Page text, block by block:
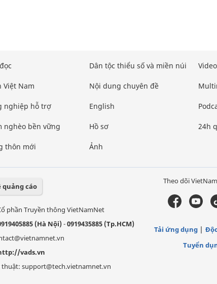
Việt Nam
nghiệp hỗ trợ
nghèo bền vững
thôn mới
Dân tộc thiểu số và miền núi
Nội dung chuyên đề
English
Hồ sơ
Ảnh
Video
24h
quảng cáo
phần Truyền thông VietNamNet
(Hà Nội)-0919435885 (Tp.HCM)
vads.vn
support@tech.vietnamnet.vn
Theo dõi
Tải ứng dụng
Tuyển